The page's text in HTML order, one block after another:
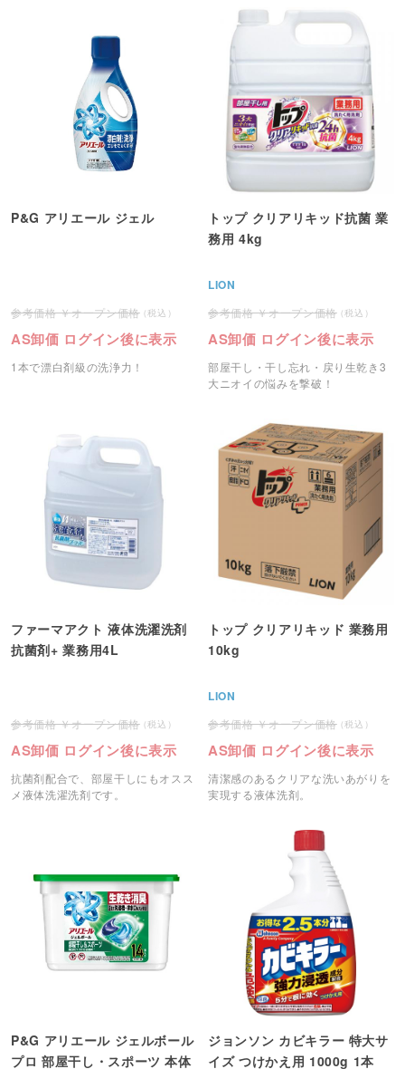
P&G アリエール ジェル
オープン価格
AS卸価 ログイン後に表示
1本で漂白剤級の洗浄力！
トップ クリアリキッド抗菌 業
務用 4kg
LION
オープン価格
AS卸価 ログイン後に表示
部屋干し・干し忘れ・戻り生乾き3
大ニオイの悩みを撃破！
ファーマアクト 液体洗濯洗剤
抗菌剤+ 業務用4L
オープン価格
AS卸価 ログイン後に表示
抗菌剤配合で、部屋干しにもオスス
メ液体洗濯洗剤です。
トップ クリアリキッド 業務用
10kg
LION
オープン価格
AS卸価 ログイン後に表示
清潔感のあるクリアな洗いあがりを
実現する液体洗剤。
P&G アリエール ジェルボール
プロ 部屋干し・スポーツ 本体
ジョンソン カビキラー 特大サ
イズ つけかえ用 1000g 1本